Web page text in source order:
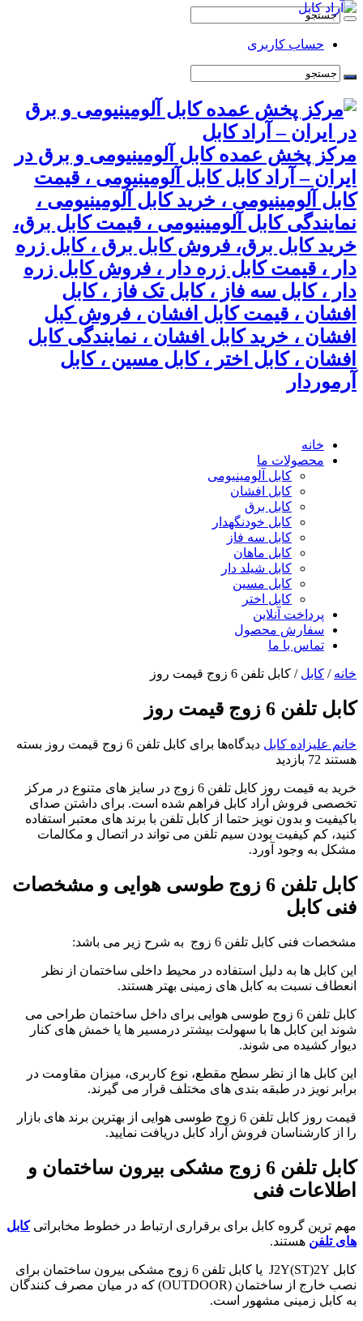
حساب کاربری
مرکز پخش عمده کابل آلومینیومی و برق در
ایران – آراد کابل کابل آلومینیومی ، قیمت
کابل آلومینیومی ، خرید کابل آلومینیومی ،
نمایندگی کابل آلومینیومی ، قیمت کابل برق،
خرید کابل برق، فروش کابل برق ، کابل زره
دار ، قیمت کابل زره دار ، فروش کابل زره
دار ، کابل سه فاز ، کابل تک فاز ، کابل
افشان ، قیمت کابل افشان ، فروش کبل
افشان ، خرید کابل افشان ، نمایندگی کابل
افشان ، کابل اختر ، کابل مسین ، کابل
آرموردار
خانه
محصولات ما
کابل آلومینیومی
کابل افشان
کابل برق
کابل خودنگهدار
کابل سه فاز
کابل ماهان
کابل شیلد دار
کابل مسین
کابل اختر
پرداخت آنلاین
سفارش محصول
تماس با ما
خانه / کابل / کابل تلفن 6 زوج قیمت روز
کابل تلفن 6 زوج قیمت روز
خانم علیزاده کابل دیدگاه‌ها برای کابل تلفن 6 زوج قیمت روز
بسته
هستند 72 بازدید
خرید به قیمت روز کابل تلفن 6 زوج در سایز های متنوع در مرکز
تخصصی فروش آراد کابل فراهم شده است. برای داشتن صدای
باکیفیت و بدون نویز حتما از کابل تلفن با برند های معتبر استفاده
کنید، کم کیفیت بودن سیم تلفن می تواند در اتصال و مکالمات
مشکل به وجود آورد.
کابل تلفن 6 زوج طوسی هوایی و مشخصات
فنی کابل
مشخصات فنی کابل تلفن 6 زوج به شرح زیر می باشد:
این کابل ها به دلیل استفاده در محیط داخلی ساختمان از نظر
انعطاف نسبت به کابل های زمینی بهتر هستند.
کابل تلفن 6 زوج طوسی هوایی برای داخل ساختمان طراحی می
شوند این کابل ها با سهولت بیشتر درمسیر ها یا خمش های کنار
دیوار کشیده می شوند.
این کابل ها از نظر سطح مقطع، نوع کاربری، میزان مقاومت در
برابر نویز در طبقه بندی های مختلف قرار می گیرند.
قیمت روز کابل تلفن 6 زوج طوسی هوایی از بهترین برند های بازار
را از کارشناسان فروش آراد کابل دریافت نمایید.
کابل تلفن 6 زوج مشکی بیرون ساختمان و
اطلاعات فنی
مهم ترین گروه کابل برای برقراری ارتباط در خطوط مخابراتیکابل
های تلفن هستند.
کابل J2Y(ST)2Y یا کابل تلفن 6 زوج مشکی بیرون ساختمان برای
نصب خارج از ساختمان (OUTDOOR) که در میان مصرف کنندگان
به کابل زمینی مشهور است.